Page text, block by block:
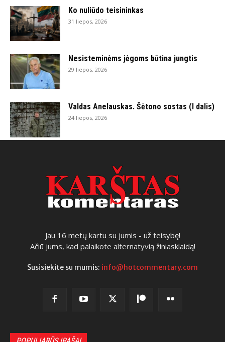
Ko nuliūdo teisininkas
31 liepos, 2026
Nesisteminėms jėgoms būtina jungtis
29 liepos, 2026
Valdas Anelauskas. Šėtono sostas (I dalis)
24 liepos, 2026
Jau 16 metų kartu su jumis - už teisybę!
Ačiū jums, kad palaikote alternatyvią žiniasklaidą!
Susisiekite su mumis: info@hotcommentary.com